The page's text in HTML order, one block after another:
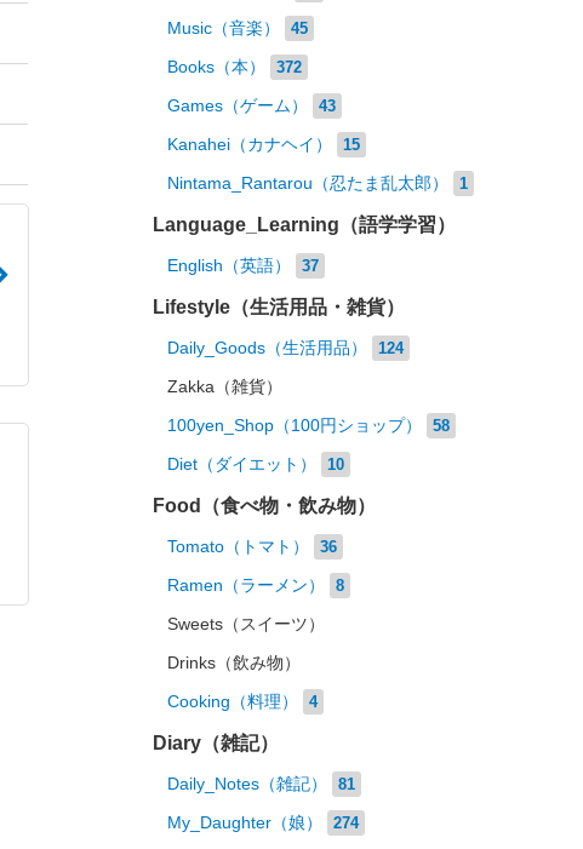
Music（音楽） 45
Books（本） 372
Games（ゲーム） 43
Kanahei（カナヘイ） 15
Nintama_Rantarou（忍たま乱太郎） 1
Language_Learning（語学学習）
English（英語） 37
Lifestyle（生活用品・雑貨）
Daily_Goods（生活用品） 124
Zakka（雑貨）
100yen_Shop（100円ショップ） 58
Diet（ダイエット） 10
Food（食べ物・飲み物）
Tomato（トマト） 36
Ramen（ラーメン） 8
Sweets（スイーツ）
Drinks（飲み物）
Cooking（料理） 4
Diary（雑記）
Daily_Notes（雑記） 81
My_Daughter（娘） 274